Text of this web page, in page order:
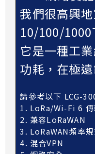
我們很高興
10/100/
它是一種工
功耗，在極
請參考以下 LCG-
1. LoRa/Wi-Fi 6
2. 兼容LoRaWAN
3. LoRaWAN頻率
4. 混合VPN